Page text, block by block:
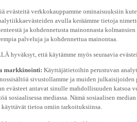
evästeitä verkkokauppamme ominaisuuksiin
avulla keräämme tietoja
ja kohdennetusta mainonnasta
palveluja ja kohdennettua mainontaa.
hyväksyt, että käytämme myös seuraavia
markkinointi: Käyttäjätietoihin perustuvan
sivustollamme ja muiden julkaisijoiden
evästeet antavat sinulle mahdollisuuden
sosiaalisessa mediassa. Nämä sosiaalisen
käyttävät tietoa omiin tarkoituksiinsa.